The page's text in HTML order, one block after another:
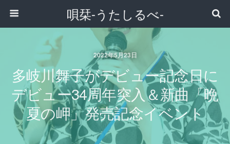
唄栞-うたしるべ-
2022年5月23日
多岐川舞子がデビュー記念日に
デビュー34周年突入＆新曲「晩
夏の岬」発売記念イベント